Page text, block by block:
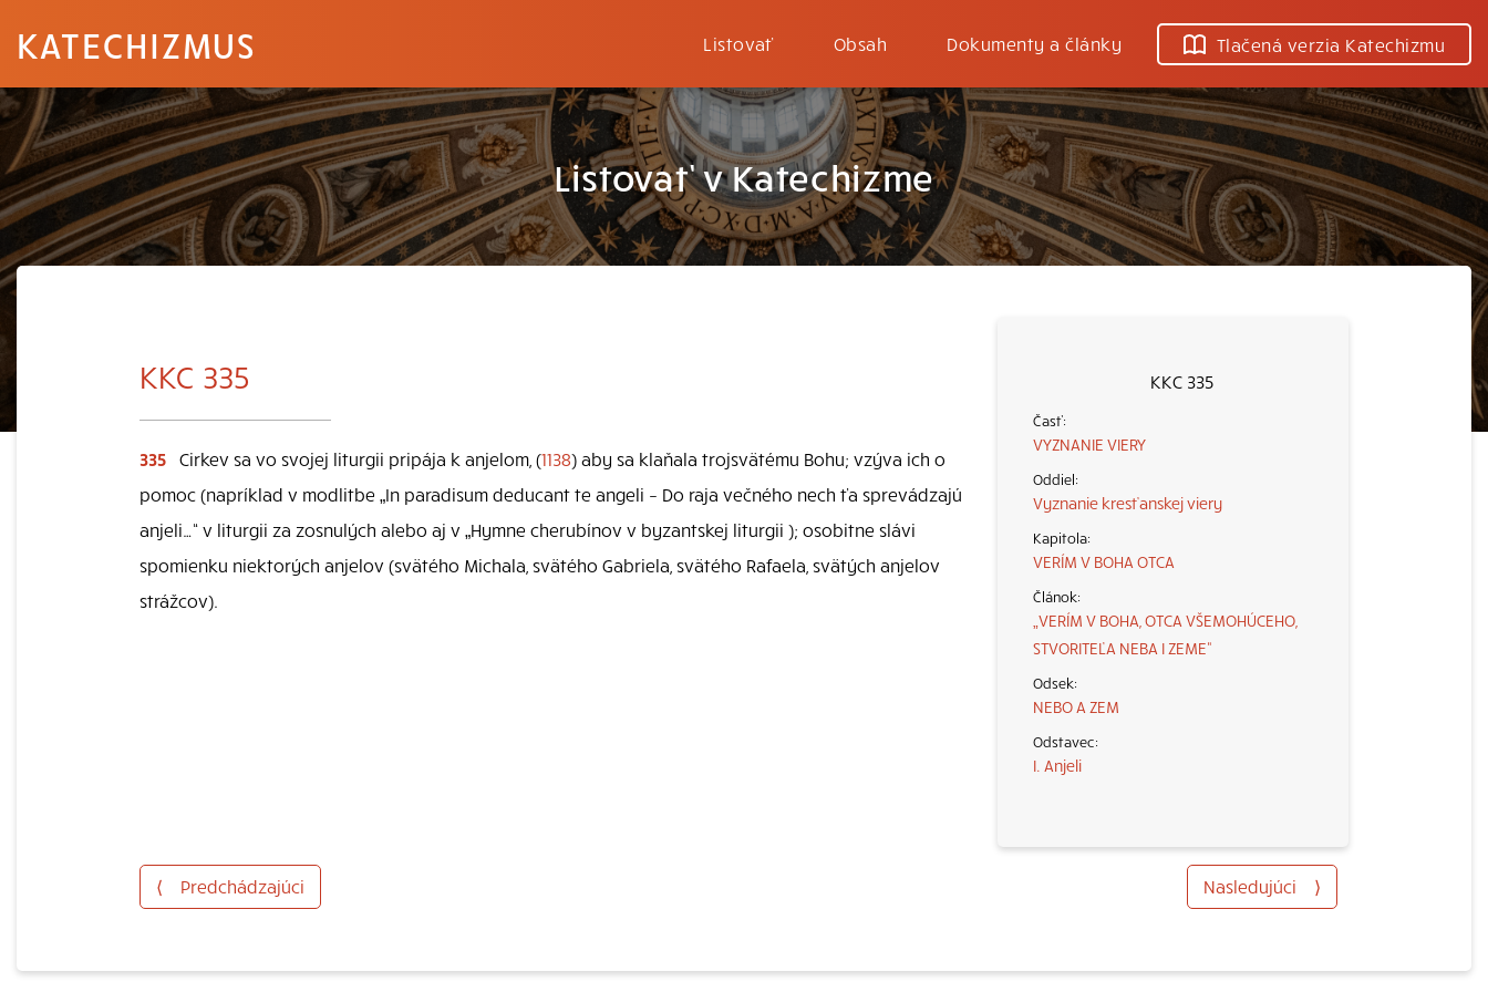
KATECHIZMUS Listovať Obsah Dokumenty a články Tlačená verzia Katechizmu
Listovať v Katechizme
KKC 335
VYZNANIE VIERY
Vyznanie kresťanskej viery
VERÍM V BOHA OTCA
„VERÍM V BOHA, OTCA VŠEMOHÚCEHO,
STVORITEĽA NEBA I ZEME“
NEBO A ZEM
I. Anjeli
KKC 335
335 Cirkev sa vo svojej liturgii pripája k anjelom, (1138) aby sa klaňala trojsvätému Bohu; vzýva ich o
pomoc (napríklad v modlitbe „In paradisum deducant te angeli – Do raja večného nech ťa sprevádzajú
anjeli…“ v liturgii za zosnulých alebo aj v „Hymne cherubínov v byzantskej liturgii ); osobitne slávi
spomienku niektorých anjelov (svätého Michala, svätého Gabriela, svätého Rafaela, svätých anjelov
strážcov).
⟨ Predchádzajúci Nasledujúci ⟩